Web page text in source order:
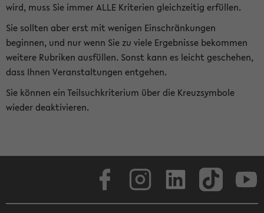
wird, muss Sie immer ALLE Kriterien gleichzeitig erfüllen.
Sie sollten aber erst mit wenigen Einschränkungen
beginnen, und nur wenn Sie zu viele Ergebnisse bekommen
weitere Rubriken ausfüllen. Sonst kann es leicht geschehen,
dass Ihnen Veranstaltungen entgehen.
Sie können ein Teilsuchkriterium über die Kreuzsymbole
wieder deaktivieren.